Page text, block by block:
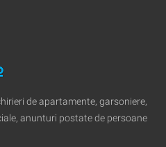
de apartamente, garsoniere,
anunturi postate de persoane